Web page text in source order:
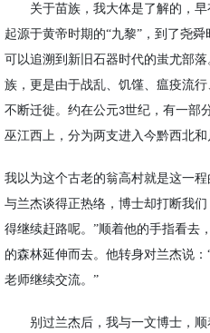
关于苗族，我大体是了解的，早
起源于黄帝时期的“九黎”， 到了尧舜
可以追溯到 新旧石器时代的蚩尤部落
族，更是由于战乱、饥馑、 瘟疫流行
不断迁徙 。 约在公元3世纪，有一部
巫江西上， 分为两支进入今黔西北和
我以为这个古老的翁高村就是这一
与兰杰谈得正热络，博士却打断我们
得继续赶路呢。”顺着他的手指看去
的森林延伸而去。他转身对兰杰说
老师继续交流。”
别过兰杰后，我与一文博士，